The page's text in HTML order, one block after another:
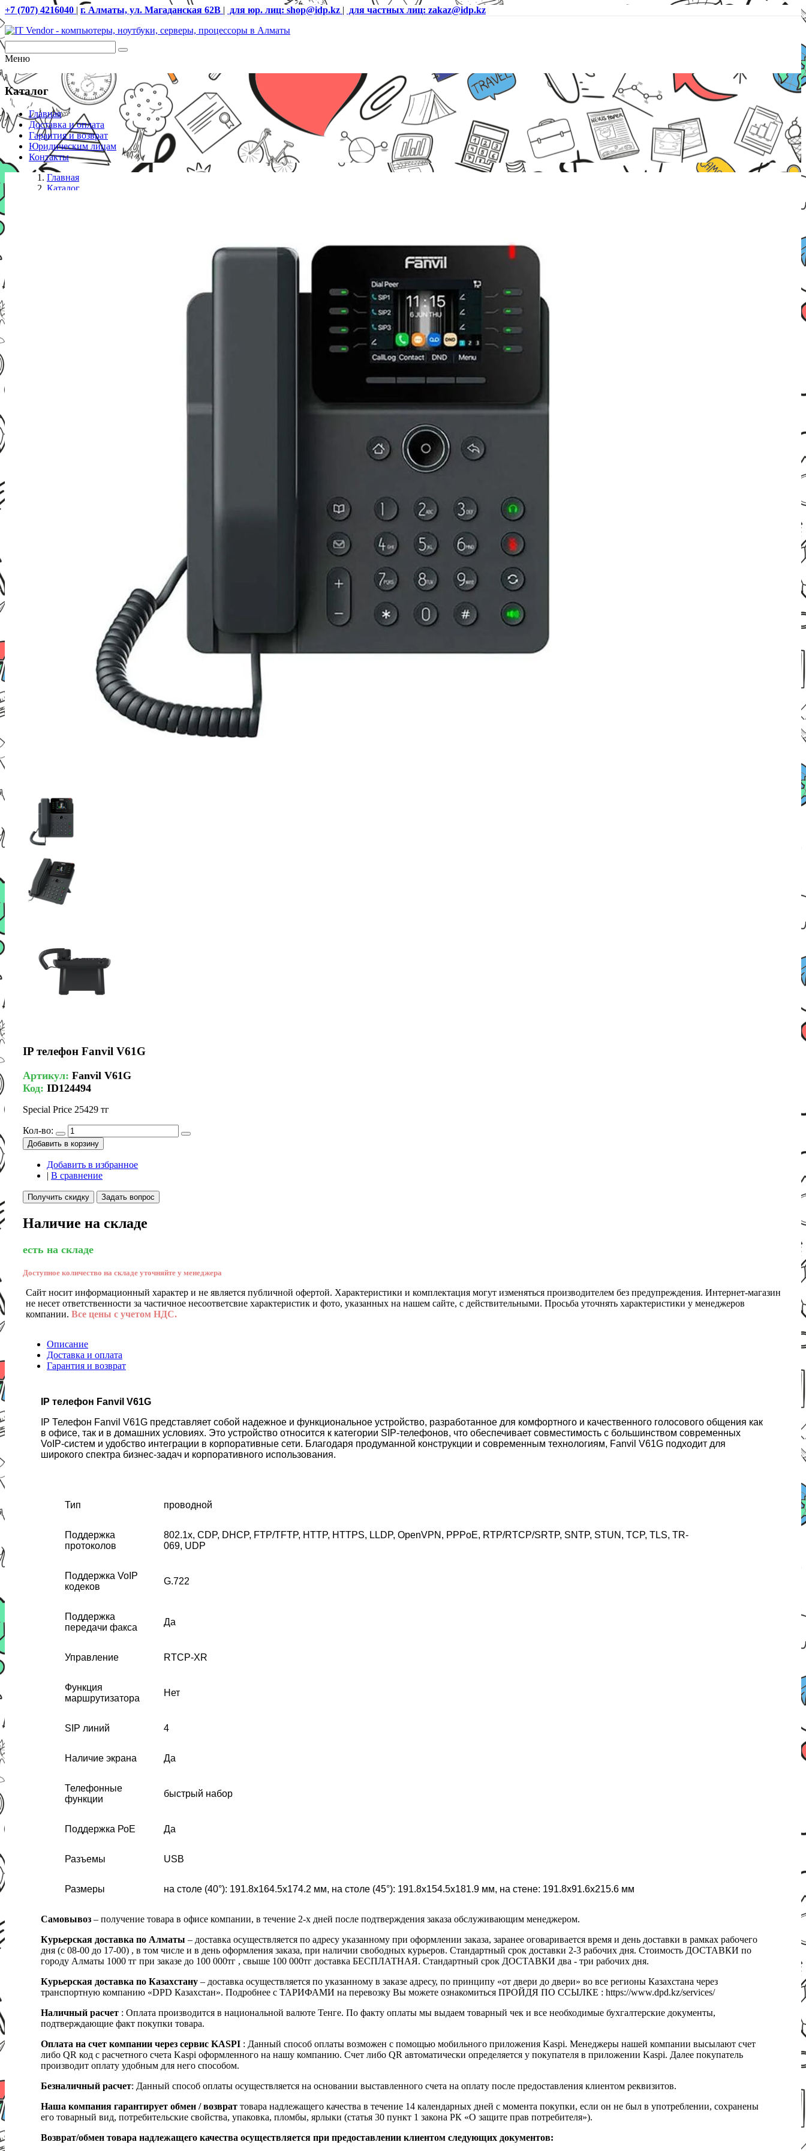
+7 (707) 4216040 | г. Алматы, ул. Магаданская 62В | для юр. лиц: shop@idp.kz | для частных лиц: zakaz@idp.kz
Меню
Каталог
Главная
Доставка и оплата
Гарантия и возврат
Юридическим лицам
Контакты
Главная
Каталог
IP телефон Fanvil V61G
Артикул: Fanvil V61G
Код: ID124494
Special Price 25429 тг
Кол-во:
Добавить в корзину
Добавить в избранное
| В сравнение
Получить скидку Задать вопрос
Наличие на складе
есть на складе
Доступное количество на складе уточняйте у менеджера
Сайт носит информационный характер и не является публичной офертой. Характеристики и комплектация могут изменяться производителем без предупреждения. Интернет-магазин
не несет ответственности за частичное несоответсвие характеристик и фото, указанных на нашем сайте, с действительными. Просьба уточнять характеристики у менеджеров
компании. Все цены с учетом НДС.
Описание
Доставка и оплата
Гарантия и возврат
IP телефон Fanvil V61G
IP Телефон Fanvil V61G представляет собой надежное и функциональное устройство, разработанное для комфортного и качественного голосового общения как
в офисе, так и в домашних условиях. Это устройство относится к категории SIP-телефонов, что обеспечивает совместимость с большинством современных
VoIP-систем и удобство интеграции в корпоративные сети. Благодаря продуманной конструкции и современным технологиям, Fanvil V61G подходит для
широкого спектра бизнес-задач и корпоративного использования.
Тип проводной
Поддержка
протоколов
802.1x, CDP, DHCP, FTP/TFTP, HTTP, HTTPS, LLDP, OpenVPN, PPPoE, RTP/RTCP/SRTP, SNTP, STUN, TCP, TLS, TR-
069, UDP
Поддержка VoIP
кодеков
G.722
Поддержка
передачи факса
Да
Управление RTCP-XR
Функция
маршрутизатора
Нет
SIP линий 4
Наличие экрана Да
Телефонные
функции
быстрый набор
Поддержка РоЕ Да
Разъемы USB
Размеры на столе (40°): 191.8x164.5x174.2 мм, на столе (45°): 191.8x154.5x181.9 мм, на стене: 191.8x91.6x215.6 мм
Самовывоз – получение товара в офисе компании, в течение 2-х дней после подтверждения заказа обслуживающим менеджером.
Курьерская доставка по Алматы – доставка осуществляется по адресу указанному при оформлении заказа, заранее оговаривается время и день доставки в рамках рабочего
дня (с 08-00 до 17-00) , в том числе и в день оформления заказа, при наличии свободных курьеров. Стандартный срок доставки 2-3 рабочих дня. Стоимость ДОСТАВКИ по
городу Алматы 1000 тг при заказе до 100 000тг , свыше 100 000тг доставка БЕСПЛАТНАЯ. Стандартный срок ДОСТАВКИ два - три рабочих дня.
Курьерская доставка по Казахстану – доставка осуществляется по указанному в заказе адресу, по принципу «от двери до двери» во все регионы Казахстана через
транспортную компанию «DPD Казахстан». Подробнее с ТАРИФАМИ на перевозку Вы можете ознакомиться ПРОЙДЯ ПО ССЫЛКЕ : https://www.dpd.kz/services/
Наличный расчет : Оплата производится в национальной валюте Тенге. По факту оплаты мы выдаем товарный чек и все необходимые бухгалтерские документы,
подтверждающие факт покупки товара.
Оплата на счет компании через сервис KASPI : Данный способ оплаты возможен с помощью мобильного приложения Kaspi. Менеджеры нашей компании высылают счет
либо QR код с расчетного счета Kaspi оформленного на нашу компанию. Счет либо QR автоматически определяется у покупателя в приложении Kaspi. Далее покупатель
производит оплату удобным для него способом.
Безналичный расчет: Данный способ оплаты осуществляется на основании выставленного счета на оплату после предоставления клиентом реквизитов.
Наша компания гарантирует обмен / возврат товара надлежащего качества в течение 14 календарных дней с момента покупки, если он не был в употреблении, сохранены
его товарный вид, потребительские свойства, упаковка, пломбы, ярлыки (статья 30 пункт 1 закона РК «О защите прав потребителя»).
Возврат/обмен товара надлежащего качества осуществляется при предоставлении клиентом следующих документов: